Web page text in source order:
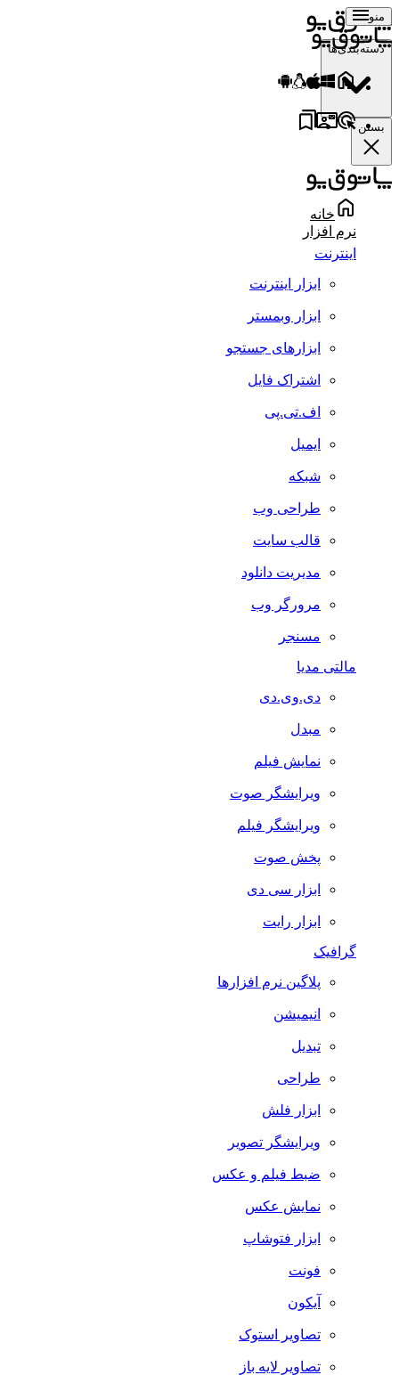
منو
دسته‌بندی‌ها
بستن
خانه
نرم افزار
اینترنت
ابزار اینترنت
ابزار وبمستر
ابزارهای جستجو
اشتراک فایل
اف.تی.پی
ایمیل
شبکه
طراحی وب
قالب سایت
مدیریت دانلود
مرورگر وب
مسنجر
مالتی مدیا
دی.وی.دی
مبدل
نمایش فیلم
ویرایشگر صوت
ویرایشگر فیلم
پخش صوت
ابزار سی دی
ابزار رایت
گرافیک
پلاگین نرم افزارها
انیمیشن
تبدیل
طراحی
ابزار فلش
ویرایشگر تصویر
ضبط فيلم و عكس
نمایش عکس
ابزار فتوشاپ
فونت
آیکون
تصاویر استوک
تصاویر لایه باز